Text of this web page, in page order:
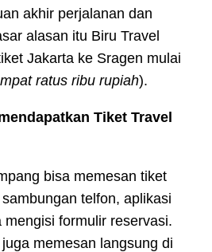
akhir perjalanan dan
alasan itu Biru Travel
Jakarta ke Sragen mulai
ratus ribu rupiah).
Tiket Travel
bisa memesan tiket
telfon, aplikasi
formulir reservasi.
memesan langsung di